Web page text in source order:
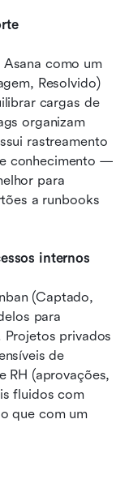
como um
Resolvido)
cargas de
organizam
rastreamento
conhecimento —
para
a runbooks
internos
(Captado,
para
privados
de
RH (aprovações,
fluidos com
que com um